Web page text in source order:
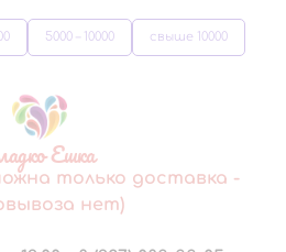
5000 – 10000 свыше 10000
Ешка
только доставка -
нет)